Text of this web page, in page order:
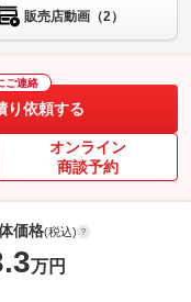
販売店動画（2）
ご連絡
り依頼する
オンライン
商談予約
価格(税込)
万円